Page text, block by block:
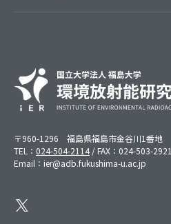
〒960-1296 福島県福島市金谷川1番地
TEL： 024-504-2114 / FAX：024-503-2921
Email：ier@adb.fukushima-u.ac.jp